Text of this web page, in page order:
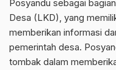
Posyandu sebagai
Desa (LKD), yang
memberikan informasi
pemerintah desa.
tombak dalam